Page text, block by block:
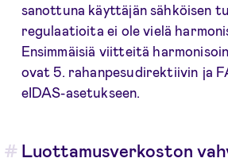
sanottuna käyttäjän sähköisen
regulaatioita ei ole vielä
Ensimmäisiä viitteitä
ovat 5. rahanpesudirektiivin ja
eIDAS-asetukseen.
Luottamusverkoston